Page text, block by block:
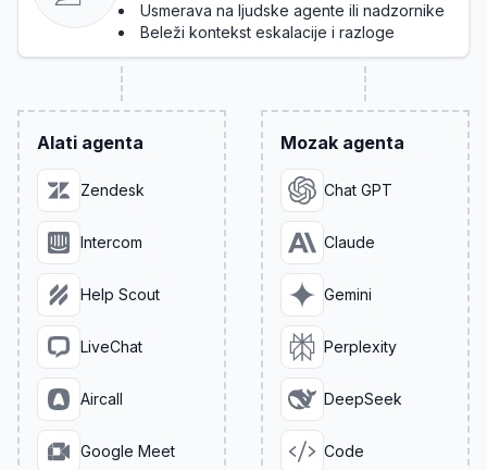
Usmerava na ljudske agente ili nadzornike
Beleži kontekst eskalacije i razloge
Alati agenta
Zendesk
Intercom
Help Scout
LiveChat
Aircall
Google Meet
Mozak agenta
Chat GPT
Claude
Gemini
Perplexity
DeepSeek
Code